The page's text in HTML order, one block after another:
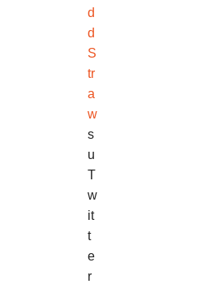
d
d
S
tr
a
w
s
u
T
w
it
t
e
r